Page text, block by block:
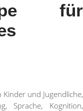
für
und Jugendliche,
Sprache, Kognition,